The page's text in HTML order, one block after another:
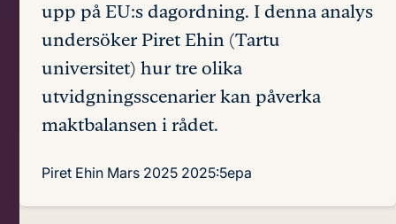
upp på EU:s dagordning. I denna analys
undersöker Piret Ehin (Tartu
universitet) hur tre olika
utvidgningsscenarier kan påverka
maktbalansen i rådet.
Piret Ehin Mars 2025 2025:5epa